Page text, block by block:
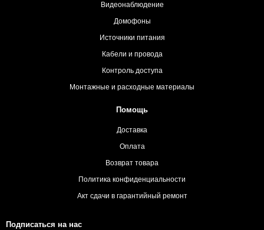
Видеонаблюдение
Домофоны
Источники питания
Кабели и провода
Контроль доступа
Монтажные и расходные материалы
Помощь
Доставка
Оплата
Возврат товара
Политика конфиденциальности
Акт сдачи в гарантийный ремонт
Подписаться на нас